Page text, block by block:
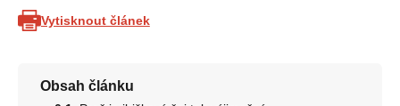
Vytisknout článek
Obsah článku